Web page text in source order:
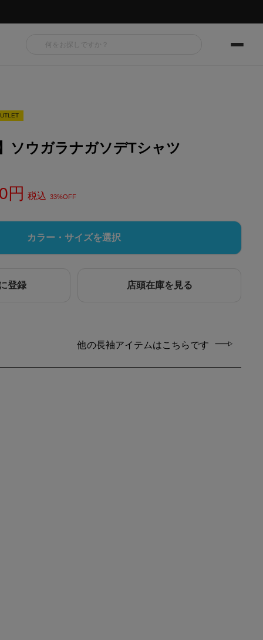
ソウガラナガソデTシャツ
税込 33%OFF
カラー・サイズを選択
登録 店頭在庫を見る
他の長袖アイテムはこちらです